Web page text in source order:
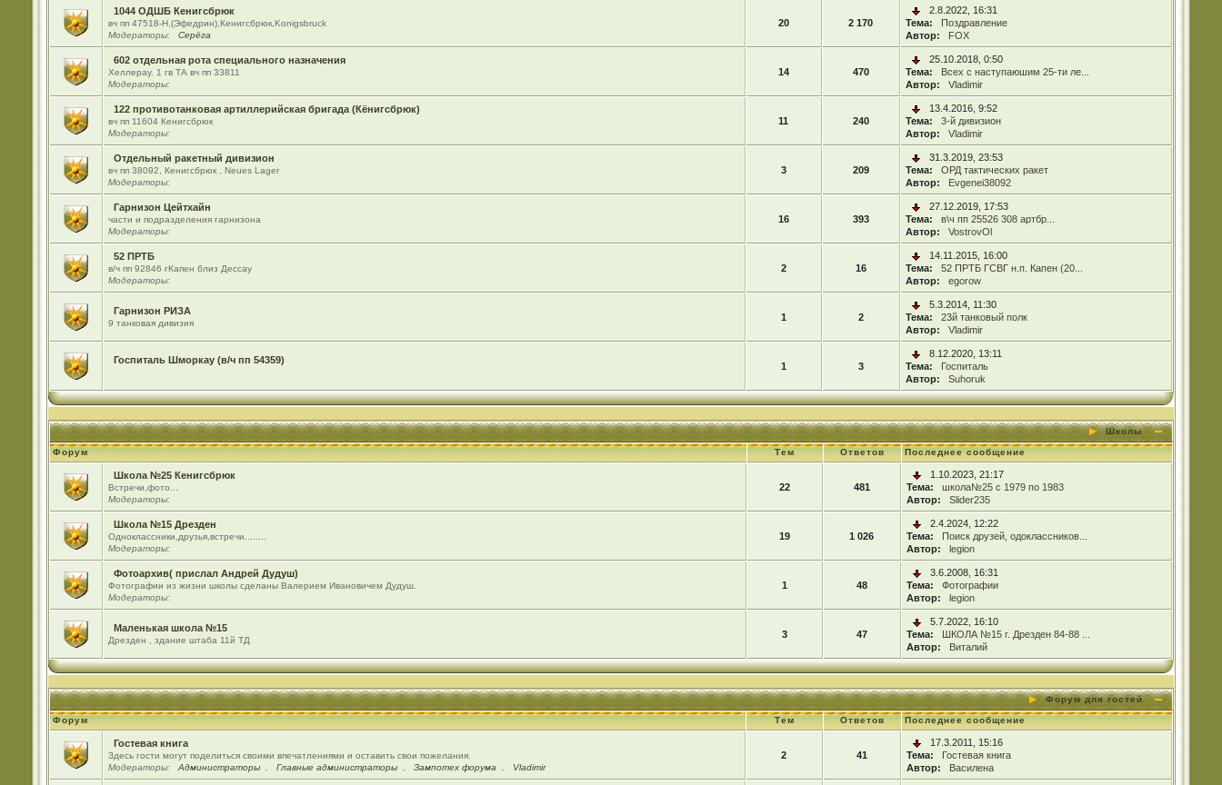
1044 ОДШБ Кенигсбрюк
вч пп 47518-Н,(Эфедрин),Кенигсбрюк,Konigsbruck
Модераторы:
Серёга
20 2 170
2.8.2022, 16:31
Тема:
Поздравление
Автор:
FOX
602 отдельная рота специального назначения
Хеллерау. 1 гв ТА вч пп 33811
Модераторы:
14 470
25.10.2018, 0:50
Тема:
Всех с наступаюшим 25-ти ле...
Автор:
Vladimir
122 противотанковая артиллерийская бригада (Кёнигсбрюк)
вч пп 11604 Кенигсбрюк
Модераторы:
11 240
13.4.2016, 9:52
Тема:
3-й дивизион
Автор:
Vladimir
Отдельный ракетный дивизион
вч пп 38092, Кенигсбрюк , Neues Lager
Модераторы:
3 209
31.3.2019, 23:53
Тема:
ОРД тактических ракет
Автор:
Evgenei38092
Гарнизон Цейтхайн
части и подразделения гарнизона
Модераторы:
16 393
27.12.2019, 17:53
Тема:
в\ч пп 25526 308 артбр...
Автор:
VostrovOl
52 ПРТБ
в/ч пп 92846 гКапен близ Дессау
Модераторы:
2 16
14.11.2015, 16:00
Тема:
52 ПРТБ ГСВГ н.п. Капен (20...
Автор:
egorow
Гарнизон РИЗА
9 танковая дивизия
1 2
5.3.2014, 11:30
Тема:
23й танковый полк
Автор:
Vladimir
Госпиталь Шморкау (в/ч пп 54359)
1 3
8.12.2020, 13:11
Тема:
Госпиталь
Автор:
Suhoruk
Школы
Форум Тем Ответов Последнее сообщение
Школа №25 Кенигсбрюк
Встречи,фото...
Модераторы:
22 481
1.10.2023, 21:17
Тема:
школа№25 с 1979 по 1983
Автор:
Slider235
Школа №15 Дрезден
Одноклассники,друзья,встречи........
Модераторы:
19 1 026
2.4.2024, 12:22
Тема:
Поиск друзей, одоклассников...
Автор:
legion
Фотоархив( прислал Андрей Дудуш)
Фотографии из жизни школы сделаны Валерием Ивановичем Дудуш.
Модераторы:
1 48
3.6.2008, 16:31
Тема:
Фотографии
Автор:
legion
Маленькая школа №15
Дрезден , здание штаба 11й ТД
3 47
5.7.2022, 16:10
Тема:
ШКОЛА №15 г. Дрезден 84-88 ...
Автор:
Виталий
Форум для гостей
Форум Тем Ответов Последнее сообщение
Гостевая книга
Здесь гости могут поделиться своими впечатлениями и оставить свои пожелания.
Модераторы:
Администраторы Главные администраторы Зампотех форума Vladimir
2 41
17.3.2011, 15:16
Тема:
Гостевая книга
Автор:
Василена